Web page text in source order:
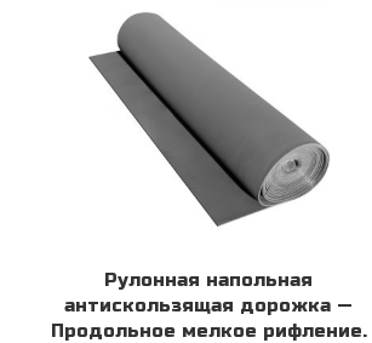
Рулонная напольная
антискользящая дорожка —
Продольное мелкое рифление.